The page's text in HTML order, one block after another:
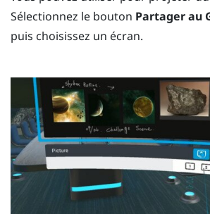
Sélectionnez le bouton Partager au
puis choisissez un écran.